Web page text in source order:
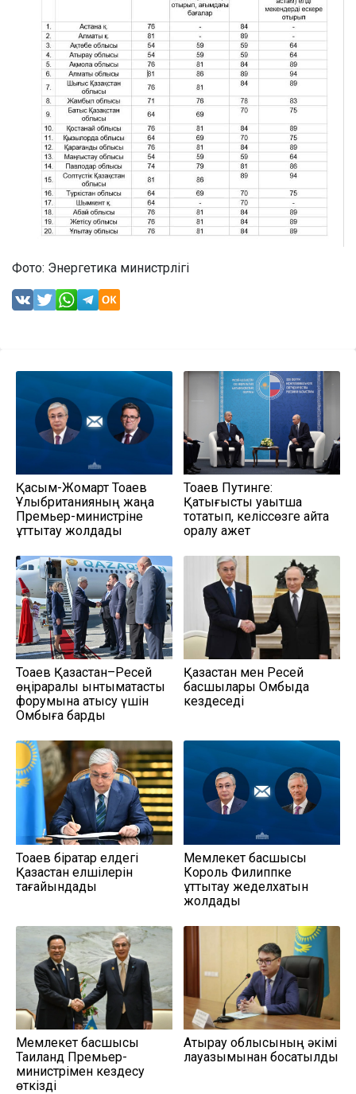
Фото: Энергетика министрлігі
Қасым-Жомарт Тоқаев
Ұлыбританияның жаңа
Премьер-министріне
құттықтау жолдады
Тоқаев Путинге:
Қақтығысты уақытша
тоқтатып, келіссөзге қайта
оралу қажет
Тоқаев Қазақстан–Ресей
өңіраралық ынтымақтастық
форумына қатысу үшін
Омбыға барды
Қазақстан мен Ресей
басшылары Омбыда
кездеседі
Тоқаев бірқатар елдегі
Қазақстан елшілерін
тағайындады
Мемлекет басшысы
Король Филиппке
құттықтау жеделхатын
жолдады
Мемлекет басшысы
Таиланд Премьер-
министрімен кездесу
өткізді
Атырау облысының әкімі
лауазымынан босатылды